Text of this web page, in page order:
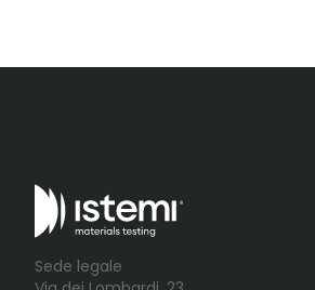
Sede legale